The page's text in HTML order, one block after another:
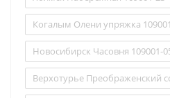
Когалым Олени упряжка
Новосибирск Часовня 109001-
Верхотурье Преображенский